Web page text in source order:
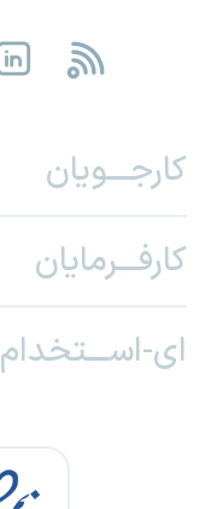
کارجـــویان
کارفـــرمایان
ای-اســـتخدام